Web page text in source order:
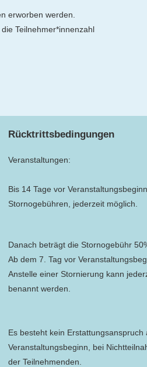
erworben werden.
Teilnehmer*innenzahl
Rücktrittsbedingungen
Veranstaltungen:
Bis 14 Tage vor
Stornogebühren, jederzeit möglich.
Danach beträgt die Stornogebühr
Ab dem 7. Tag vor
Anstelle einer Stornierung kann
benannt werden.
Es besteht kein
Veranstaltungsbeginn, bei
der Teilnehmenden.